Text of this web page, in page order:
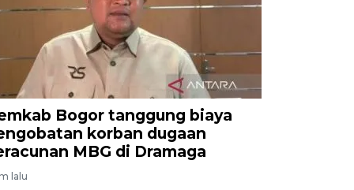
Bogor tanggung biaya
korban dugaan
MBG di Dramaga
lalu